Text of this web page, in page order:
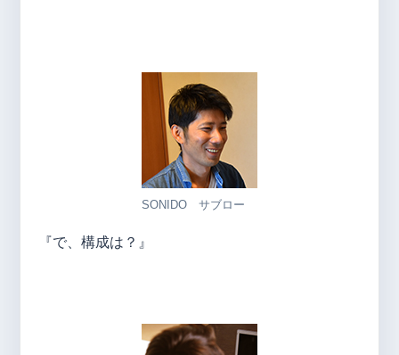
SONIDO サブロー
『で、構成は？』